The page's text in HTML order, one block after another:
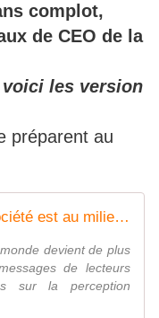
complot,
de CEO de la
les version
préparent au
Comment savoir quand votre société est au milieu d'un effondrement ? - MOINS de BIENS PLUS de LIENS
devient de plus
de lecteurs
sur la perception